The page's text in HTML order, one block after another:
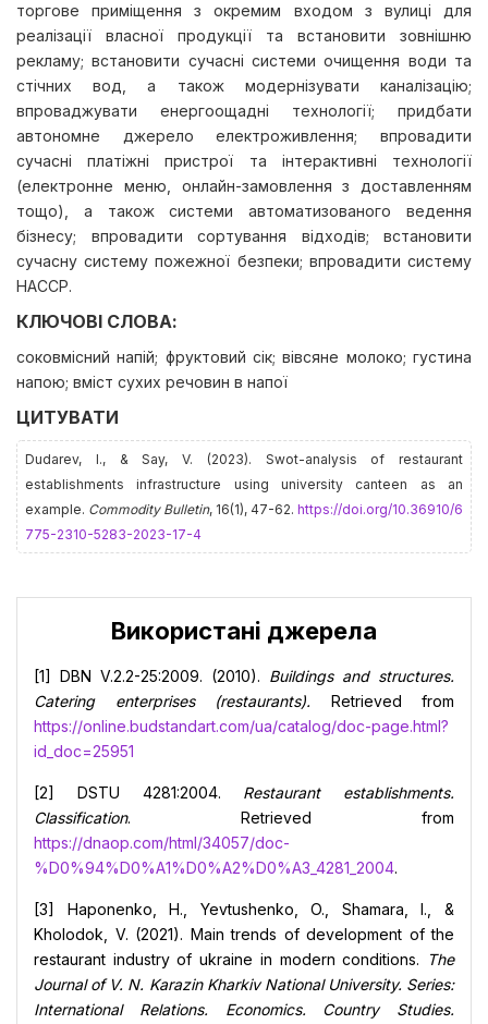
торгове приміщення з окремим входом з вулиці для
реалізації власної продукції та встановити зовнішню
рекламу; встановити сучасні системи очищення води та
стічних вод, а також модернізувати каналізацію;
впроваджувати енергоощадні технології; придбати
автономне джерело електроживлення; впровадити
сучасні платіжні пристрої та інтерактивні технології
(електронне меню, онлайн-замовлення з доставленням
тощо), а також системи автоматизованого ведення
бізнесу; впровадити сортування відходів; встановити
сучасну систему пожежної безпеки; впровадити систему
НАССР.
КЛЮЧОВІ СЛОВА:
соковмісний напій; фруктовий сік; вівсяне молоко; густина
напою; вміст сухих речовин в напої
ЦИТУВАТИ
Dudarev, І., & Say, V. (2023). Swot-analysis of restaurant
establishments infrastructure using university canteen as an
example. Commodity Bulletin, 16(1), 47-62. https://doi.org/10.36910/6
775-2310-5283-2023-17-4
Використані джерела
[1] DBN V.2.2-25:2009. (2010). Buildings and structures.
Catering enterprises (restaurants). Retrieved from
https://online.budstandart.com/ua/catalog/doc-page.html?
id_doc=25951
[2] DSTU 4281:2004. Restaurant establishments.
Classification. Retrieved from
https://dnaop.com/html/34057/doc-
%D0%94%D0%A1%D0%A2%D0%A3_4281_2004.
[3] Haponenko, H., Yevtushenko, O., Shamara, I., &
Kholodok, V. (2021). Main trends of development of the
restaurant industry of ukraine in modern conditions.
The
Journal of V. N. Karazin Kharkiv National University. Series:
International Relations. Economics. Country Studies.